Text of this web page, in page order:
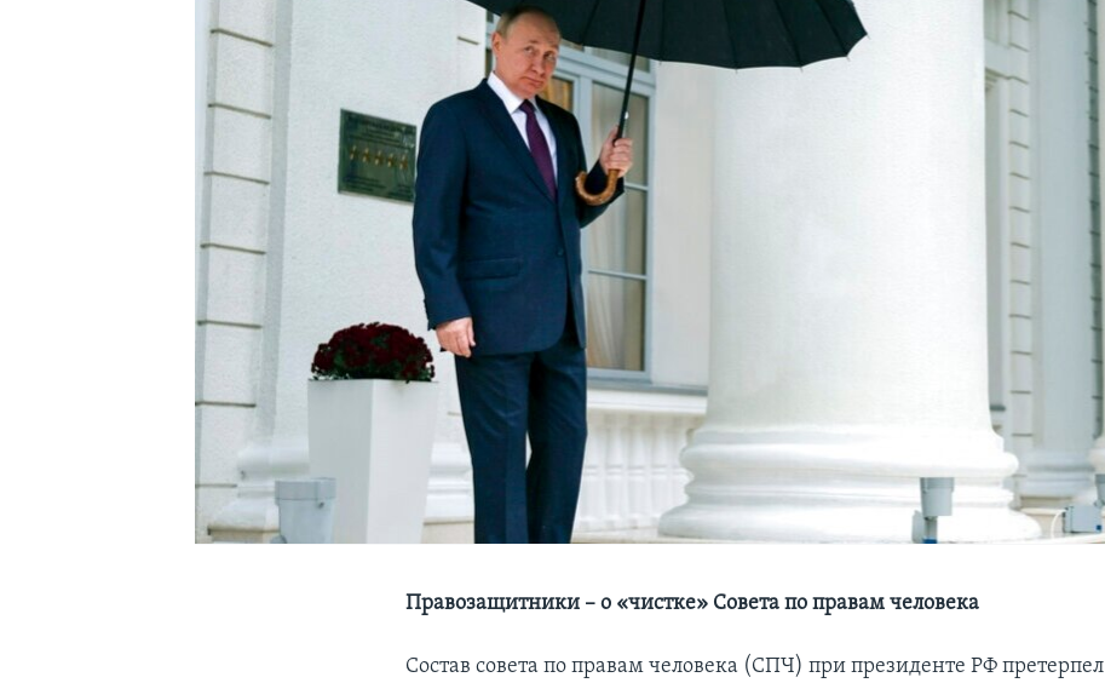
Правозащитники – о «чистке» Совета по правам человека
Состав совета по правам человека (СПЧ) при президенте РФ претерпел